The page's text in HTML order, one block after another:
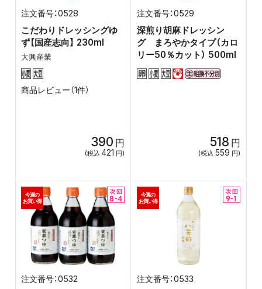
0528
こだわりドレッシングゆ
ず【国産志向】 230ml
大興産業
商品レビュー（1件）
390 円
(税込 421 円)
0529
深煎り胡麻ドレッシン
グ まろやかタイプ（カロ
リー50％カット） 500ml
518 円
(税込 559 円)
0532
今週の
お買い得
0533
今週の
お買い得